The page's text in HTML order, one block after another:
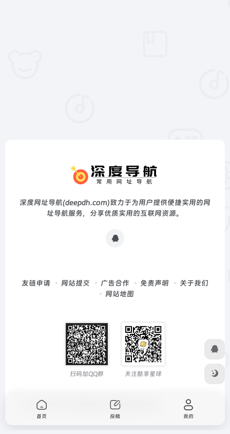
深度网址导航(deepdh.com)致力于为用户提供便捷实用的网
址导航服务，分享优质实用的互联网资源。
友链申请 网站提交 广告合作 免责声明
关于我们
网站地图
扫码加QQ群 关注酷享星球
Copyright © 2026 OneNav
首页 投稿 我的